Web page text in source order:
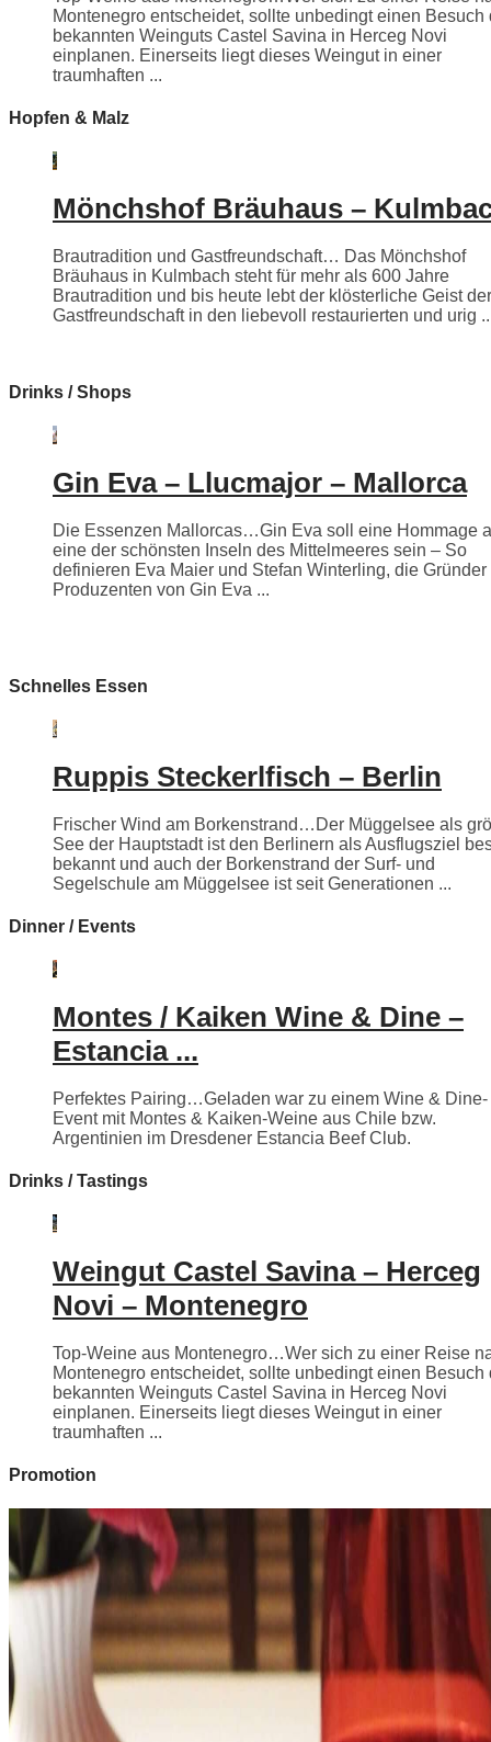
Montenegro entscheidet, sollte unbedingt einen Besuch
bekannten Weinguts Castel Savina in Herceg Novi
einplanen. Einerseits liegt dieses Weingut in einer
traumhaften ...
Hopfen & Malz
Mönchshof Bräuhaus –
Brautradition und Gastfreundschaft… Das Mönchshof
Bräuhaus in Kulmbach steht für mehr als 600 Jahre
Brautradition und bis heute lebt der klösterliche Geist der
Gastfreundschaft in den liebevoll restaurierten und urig
Drinks / Shops
Gin Eva – Llucmajor – Mallorca
Die Essenzen Mallorcas…Gin Eva soll eine Hommage
eine der schönsten Inseln des Mittelmeeres sein – So
definieren Eva Maier und Stefan Winterling, die Gründer
Produzenten von Gin Eva ...
Schnelles Essen
Ruppis Steckerlfisch – Berlin
Frischer Wind am Borkenstrand…Der Müggelsee als
See der Hauptstadt ist den Berlinern als Ausflugsziel
bekannt und auch der Borkenstrand der Surf- und
Segelschule am Müggelsee ist seit Generationen ...
Dinner / Events
Montes / Kaiken Wine & Dine –
Estancia ...
Perfektes Pairing…Geladen war zu einem Wine & Dine-
Event mit Montes & Kaiken-Weine aus Chile bzw.
Argentinien im Dresdener Estancia Beef Club.
Drinks / Tastings
Weingut Castel Savina – Herceg
Novi – Montenegro
Top-Weine aus Montenegro…Wer sich zu einer Reise
Montenegro entscheidet, sollte unbedingt einen Besuch
bekannten Weinguts Castel Savina in Herceg Novi
einplanen. Einerseits liegt dieses Weingut in einer
traumhaften ...
Promotion